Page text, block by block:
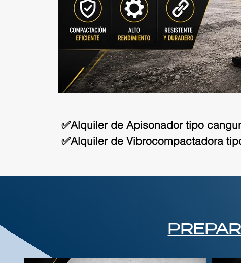
✅Alquiler de Apisonador tipo
✅Alquiler de Vibrocompactadora